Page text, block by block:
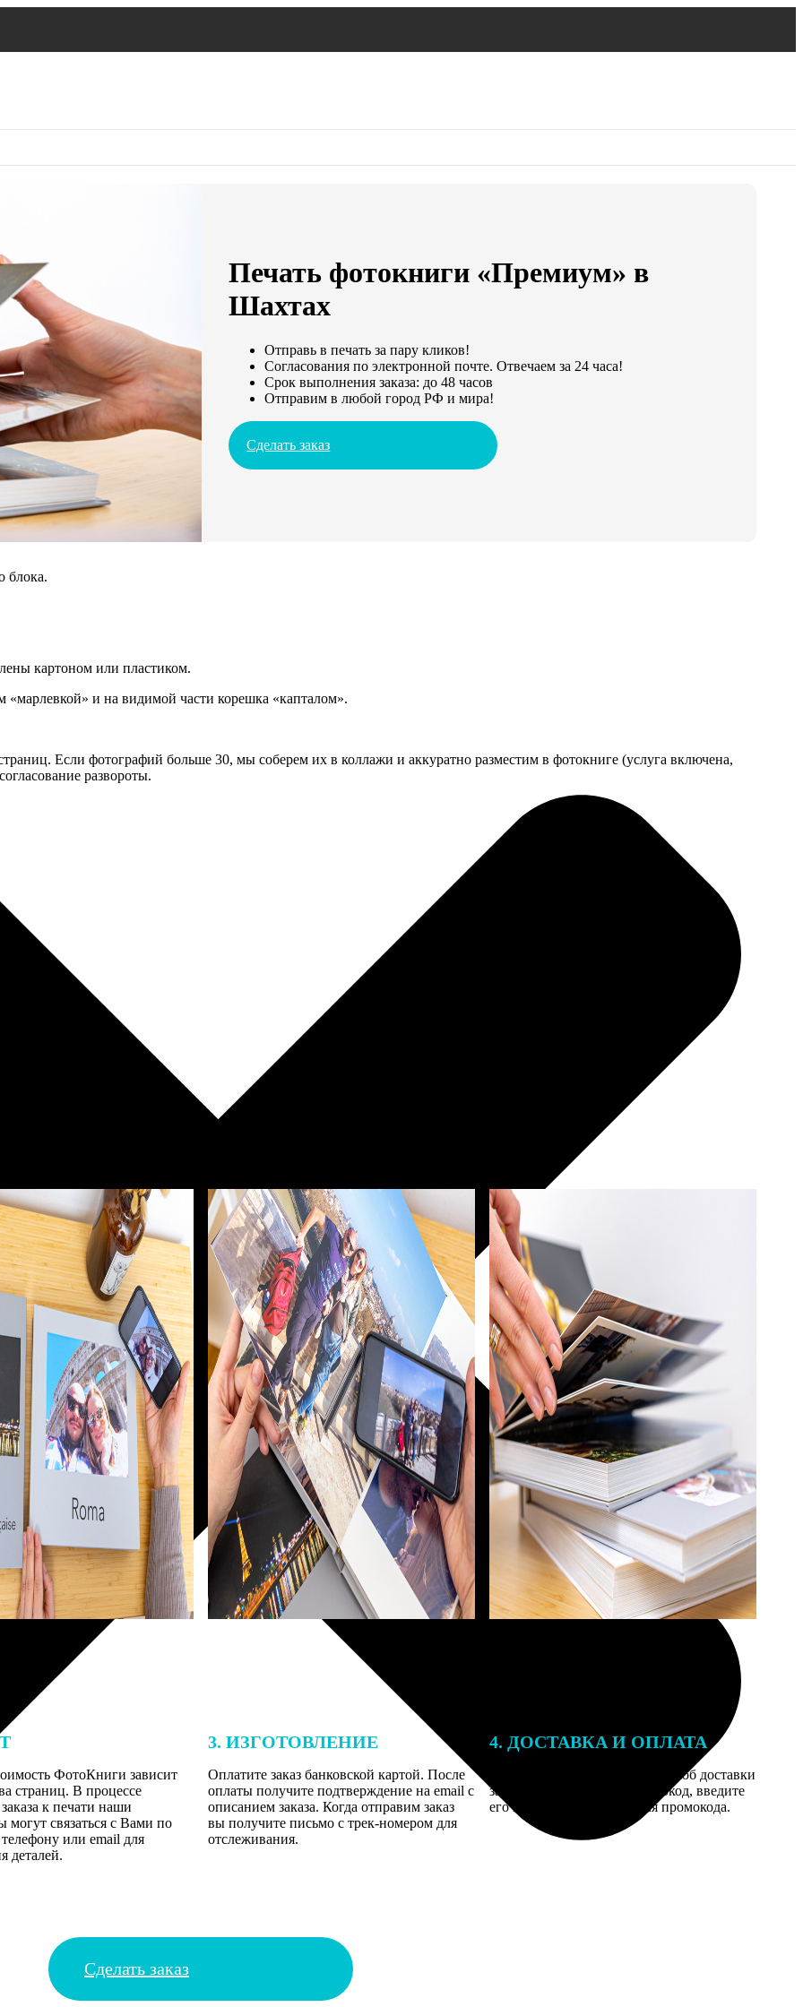
Печать фотокниги «Премиум» в
Шахтах
Отправь в печать за пару кликов!
Согласования по электронной почте. Отвечаем за 24 часа!
Срок выполнения заказа: до 48 часов
Отправим в любой город РФ и мира!
Сделать заказ
блока.
картоном или пластиком.
и на видимой части корешка «капталом».
Если фотографий больше 30, мы соберем их в коллажи и аккуратно разместим в фотокниге (услуга включена,
развороты.
ФотоКниги зависит
страниц. В процессе
к печати наши
могут связаться с Вами по
или email для
деталей.
3. ИЗГОТОВЛЕНИЕ
Оплатите заказ банковской картой. После
оплаты получите подтверждение на email с
описанием заказа. Когда отправим заказ
вы получите письмо с трек-номером для
отслеживания.
4. ДОСТАВКА И ОПЛАТА
Введите адрес и выберите способ доставки
заказа. Если у вас есть промокод, введите
его в специальное поле для промокода.
Сделать заказ